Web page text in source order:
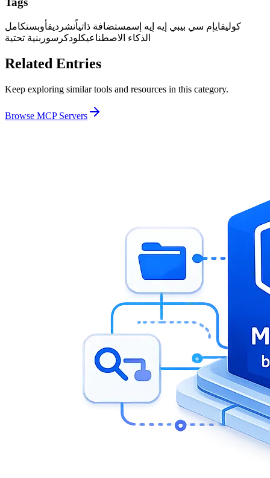
كوليفايإم سي بيبي إيه إيه إسمستضافة ذاتياًنشر ديفأوبستكامل
الذكاء الاصطناعيكلودكرسور بنية تحتية
Related Entries
Keep exploring similar tools and resources in this category.
Browse MCP Servers